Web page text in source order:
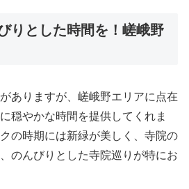
りとした時間を！嵯峨野
ありますが、嵯峨野エリアに点在
穏やかな時間を提供してくれま
の時期には新緑が美しく、寺院の
のんびりとした寺院巡りが特にお